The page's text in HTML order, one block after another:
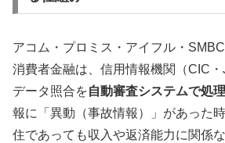
アコム・プロミス・アイフル・
消費者金融は、信用情報機関（CIC
データ照合を自動審査システムで処理
報に「異動（事故情報）」があった
住であっても収入や返済能力に関係